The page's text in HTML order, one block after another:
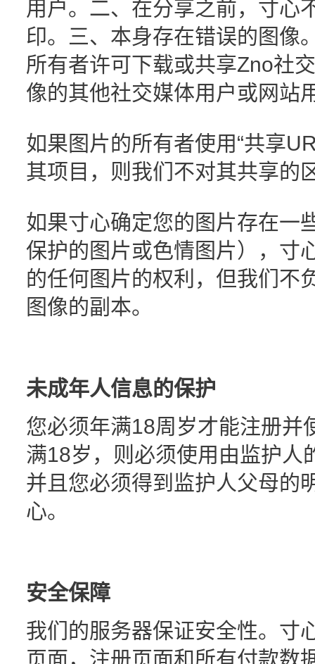
用户。二、在分享之前，寸心
印。三、本身存在错误的图像
所有者许可下载或共享Zno社
像的其他社交媒体用户或网站
如果图片的所有者使用“共享
其项目，则我们不对其共享的
如果寸心确定您的图片存在一
保护的图片或色情图片），寸
的任何图片的权利，但我们不
图像的副本。
未成年人信息的保护
您必须年满18周岁才能注册并
满18岁，则必须使用由监护人
并且您必须得到监护人父母的
心。
安全保障
我们的服务器保证安全性。寸
页面，注册页面和所有付款数